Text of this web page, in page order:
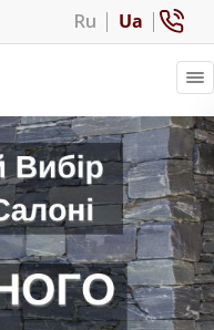
Ru Ua